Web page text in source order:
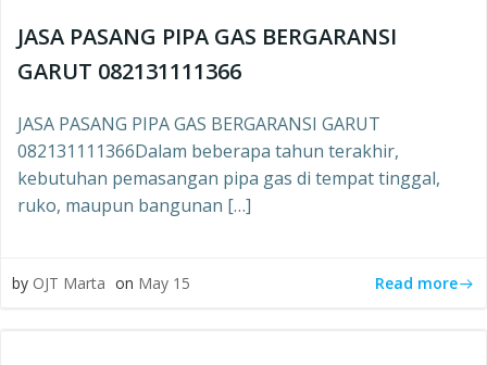
JASA PASANG PIPA GAS BERGARANSI
GARUT 082131111366
JASA PASANG PIPA GAS BERGARANSI GARUT
082131111366Dalam beberapa tahun terakhir,
kebutuhan pemasangan pipa gas di tempat tinggal,
ruko, maupun bangunan […]
by OJT Marta on May 15 Read more